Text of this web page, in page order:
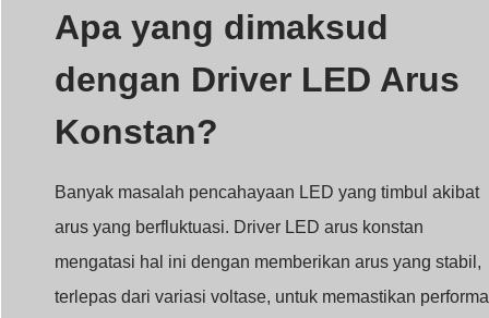
terlepas dari variasi voltase, untuk memastikan performa
yang konsisten.
Driver LED arus konstan mempertahankan output
arus tetap, memastikan LED beroperasi dalam batas
pakai.